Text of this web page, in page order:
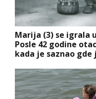
Marija (3) se igrala
Posle 42 godine
kada je saznao gde